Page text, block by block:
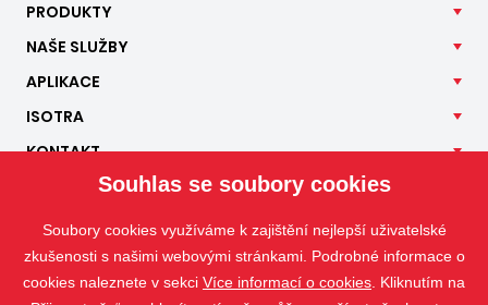
PRODUKTY
NAŠE SLUŽBY
APLIKACE
ISOTRA
KONTAKT
Souhlas se soubory cookies
Soubory cookies využíváme k zajištění nejlepší uživatelské
zkušenosti s našimi webovými stránkami. Podrobné informace o
cookies naleznete v sekci Více informací o cookies . Kliknutím na